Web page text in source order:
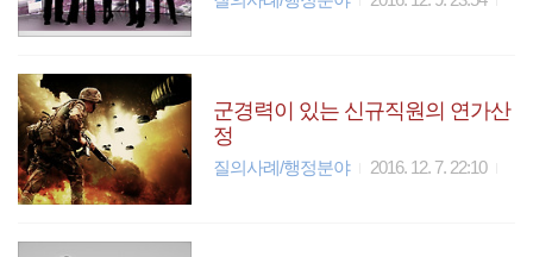
군경력이 있는 신규직원의 연가산
정
질의사례/행정분야 2016. 12. 7. 22:10